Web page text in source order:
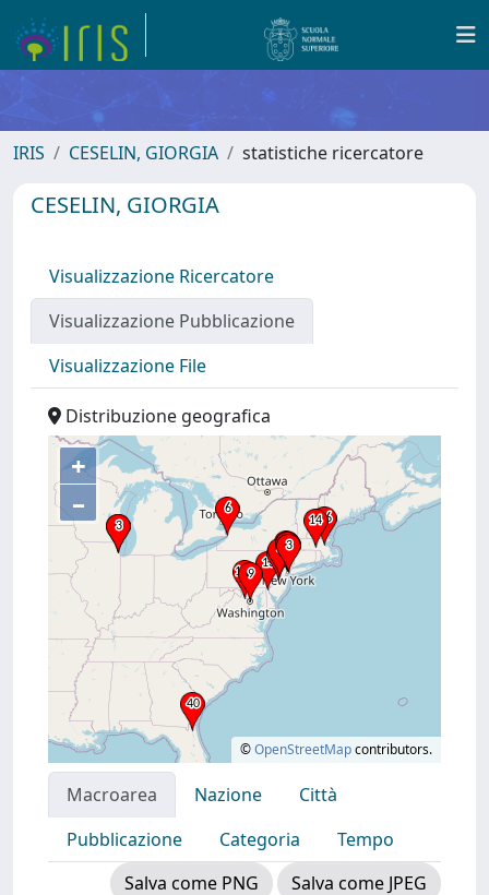
IRIS CESELIN, GIORGIA statistiche ricercatore
CESELIN, GIORGIA
Visualizzazione Ricercatore
Visualizzazione Pubblicazione
Visualizzazione File
Distribuzione geografica
+
–
©OpenStreetMapcontributors.
Macroarea Nazione
Città
Pubblicazione
Categoria
Tempo
Salva come PNG
Salva come JPEG